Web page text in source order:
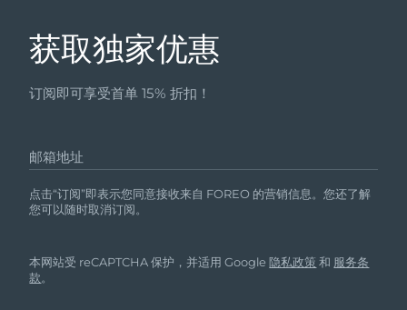
获取独家优惠
订阅即可享受首单 15% 折扣！
邮箱地址
点击“订阅”即表示您同意接收来自 FOREO 的营销信息。您还了解
您可以随时取消订阅。
本网站受 reCAPTCHA 保护，并适用 Google隐私政策 和 服务条
款。